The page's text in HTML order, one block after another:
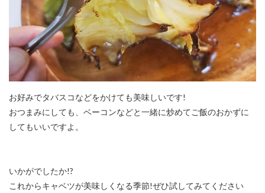
お好みでタバスコなどをかけても美味しいです!
おつまみにしても、ベーコンなどと一緒に炒めてご飯のおかずに
してもいいですよ。
いかがでしたか!?
これからキャベツが美味しくなる季節!ぜひ試してみてください